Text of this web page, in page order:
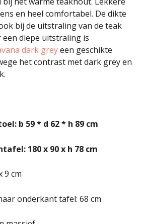
en heel comfortabel. De dikte
bij de uitstraling van de teak
diepe uitstraling is
dark greyeen geschikte
het contrast met dark grey en
b 59 * d 62 * h 89 cm
180 x 90 x h 78 cm
9 cm
onderkant tafel: 68 cm